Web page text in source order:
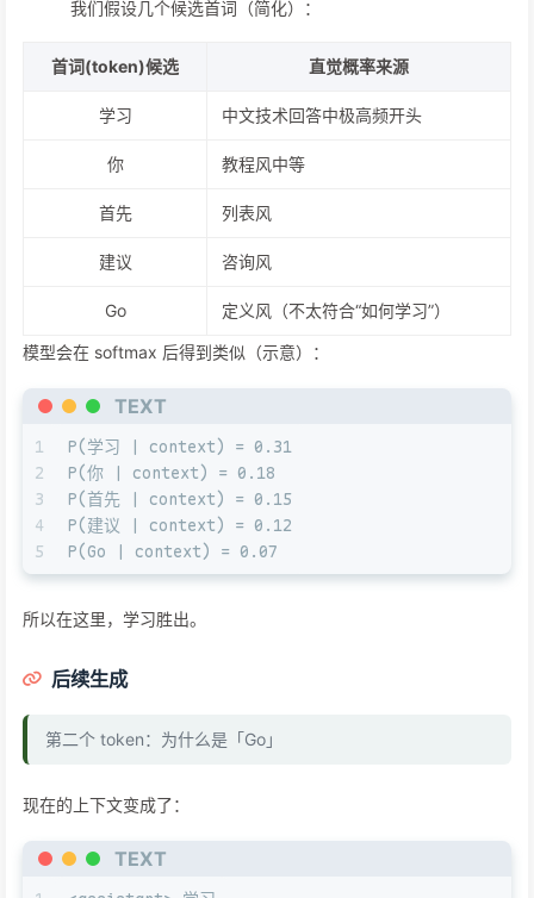
我们假设几个候选首词（简化）：
首词(token)候选 直觉概率来源
学习 中文技术回答中极高频开头
你 教程风中等
首先 列表风
建议 咨询风
Go 定义风（不太符合“如何学习”）
模型会在 softmax 后得到类似（示意）：
TEXT
1
2
3
4
5
P(学习 | context) = 0.31
P(你 | context) = 0.18
P(首先 | context) = 0.15
P(建议 | context) = 0.12
P(Go | context) = 0.07
所以在这里，学习胜出。
后续生成
第二个 token：为什么是「Go」
现在的上下文变成了：
TEXT